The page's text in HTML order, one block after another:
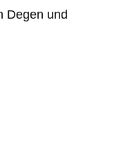
Degen und